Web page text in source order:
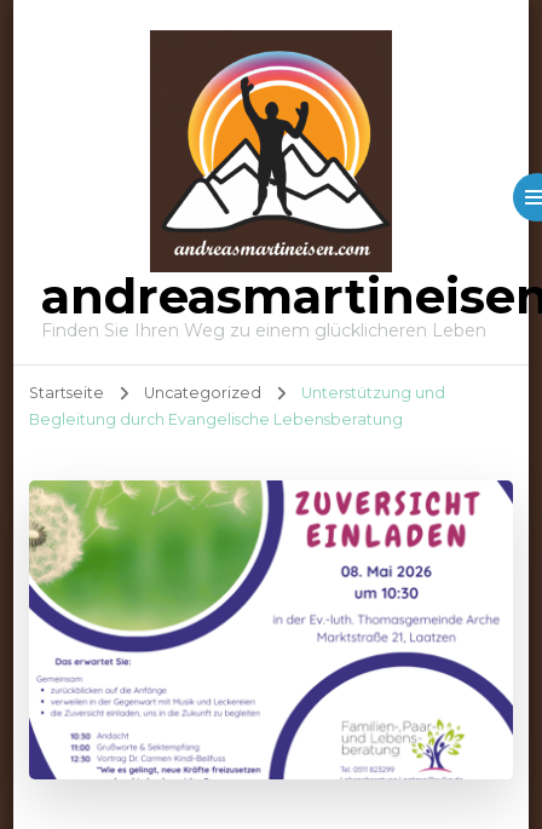
Finden Sie Ihren Weg zu einem glücklicheren Leben
Startseite Uncategorized
Unterstützung und
Begleitung durch Evangelische Lebensberatung